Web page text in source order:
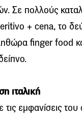
Σε πολλούς
+ cena, το
finger food
ιταλική
τις εμφανίσεις